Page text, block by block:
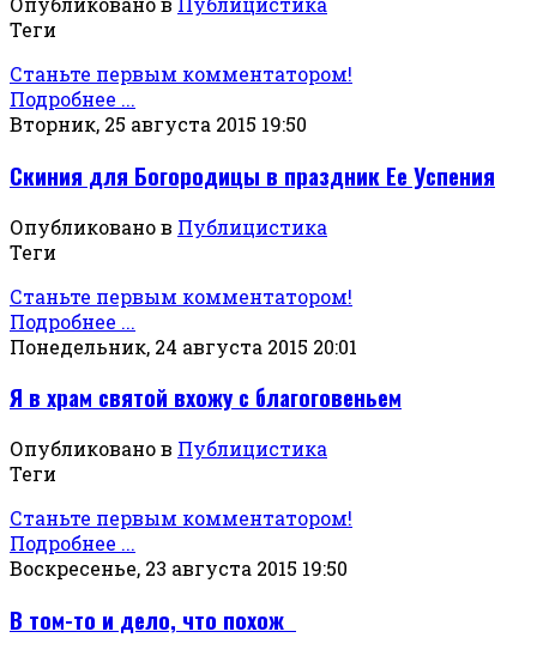
Теги
Станьте первым комментатором!
Подробнее ...
Вторник, 25 августа 2015 19:50
Скиния для Богородицы в праздник Ее Успения
Опубликовано в Публицистика
Теги
Станьте первым комментатором!
Подробнее ...
Понедельник, 24 августа 2015 20:01
Я в храм святой вхожу с благоговеньем
Опубликовано в Публицистика
Теги
Станьте первым комментатором!
Подробнее ...
Воскресенье, 23 августа 2015 19:50
В том-то и дело, что похож